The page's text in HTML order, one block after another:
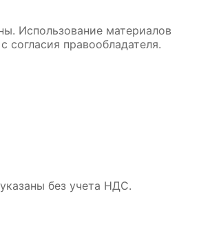
Использование материалов
согласия правообладателя.
без учета НДС.